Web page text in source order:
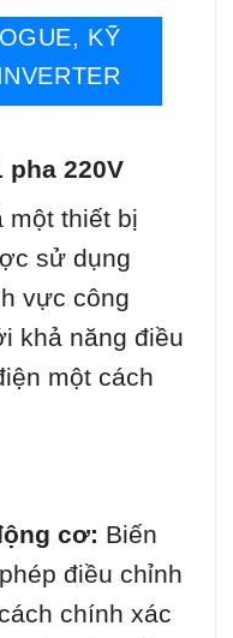
KỸ
pha 220V
một thiết bị
sử dụng
vực công
khả năng điều
một cách
cơ: Biến
điều chỉnh
chính xác